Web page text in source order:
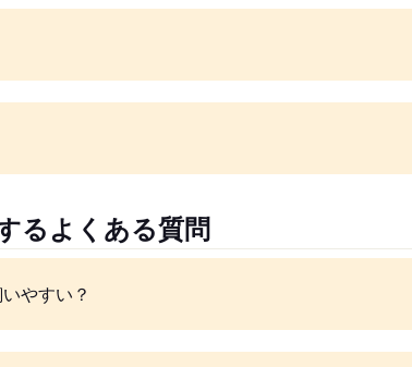
るよくある質問
やすい？